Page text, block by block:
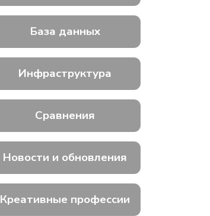
База данных
Инфраструктура
Сравнения
Новости и обновления
Креативные профессии